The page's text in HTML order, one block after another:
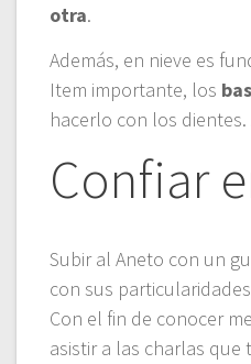
otra.
Además, en nieve es
Item importante, los
hacerlo con los
Confiar
Subir al Aneto con un
con sus
Con el fin de conocer
asistir a las charlas que